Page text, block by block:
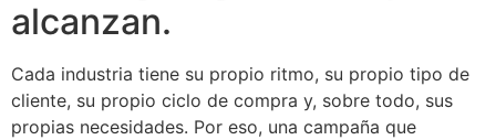
alcanzan.
Cada industria tiene su propio ritmo, su propio tipo de
cliente, su propio ciclo de compra y, sobre todo, sus
propias necesidades. Por eso, una campaña que